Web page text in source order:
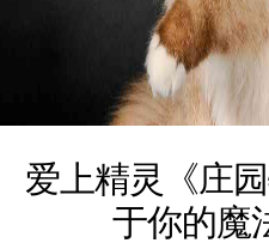
爱上精灵《庄
于你的魔